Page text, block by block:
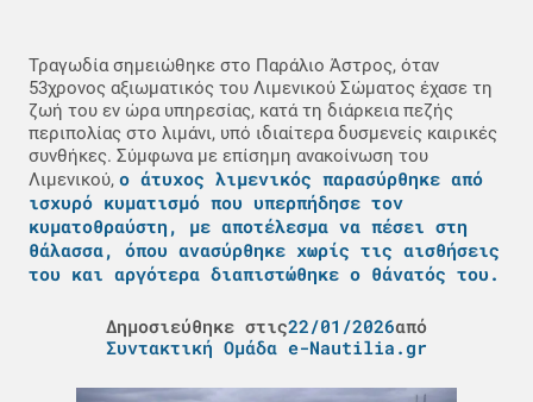
Τραγωδία σημειώθηκε στο Παράλιο Άστρος, όταν
53χρονος αξιωματικός του Λιμενικού Σώματος έχασε τη
ζωή του εν ώρα υπηρεσίας, κατά τη διάρκεια πεζής
περιπολίας στο λιμάνι, υπό ιδιαίτερα δυσμενείς καιρικές
συνθήκες. Σύμφωνα με επίσημη ανακοίνωση του
Λιμενικού, ο άτυχος λιμενικός παρασύρθηκε από
ισχυρό κυματισμό που υπερπήδησε τον
κυματοθραύστη, με αποτέλεσμα να πέσει στη
θάλασσα, όπου ανασύρθηκε χωρίς τις αισθήσεις
του και αργότερα διαπιστώθηκε ο θάνατός του.
Δημοσιεύθηκε στις22/01/2026από
Συντακτική Ομάδα e-Nautilia.gr